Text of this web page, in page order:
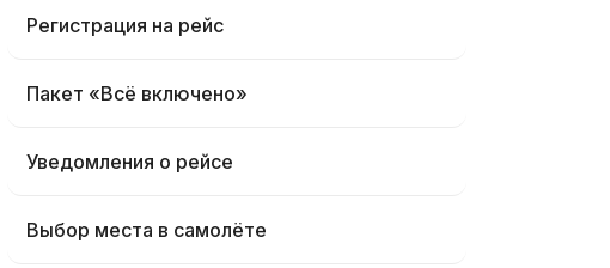
Регистрация на рейс
Пакет «Всё включено»
Уведомления о рейсе
Выбор места в самолёте